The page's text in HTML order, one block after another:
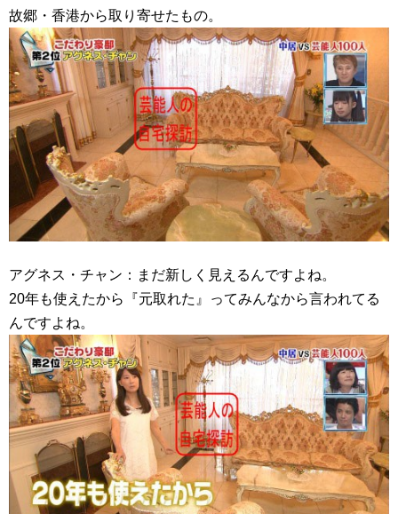
故郷・香港から取り寄せたもの。
アグネス・チャン：まだ新しく見えるんですよね。
20年も使えたから『元取れた』ってみんなから言われてる
んですよね。